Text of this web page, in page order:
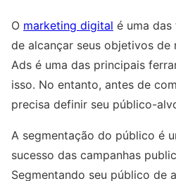
O marketing digital é uma
de alcançar seus objetivos de
Ads é uma das principais
isso. No entanto, antes de
precisa definir seu público-
A segmentação do público é
sucesso das campanhas
Segmentando seu público de